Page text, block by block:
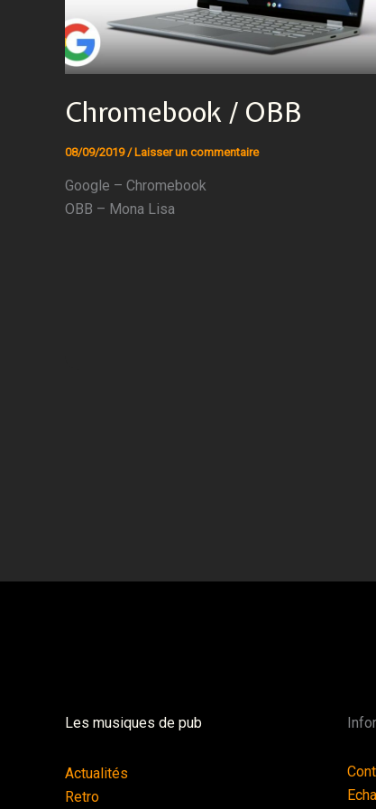
Chromebook / OBB
08/09/2019 /Laisser un commentaire
Google – Chromebook
OBB – Mona Lisa
Les musiques de pub
Actualités
Retro